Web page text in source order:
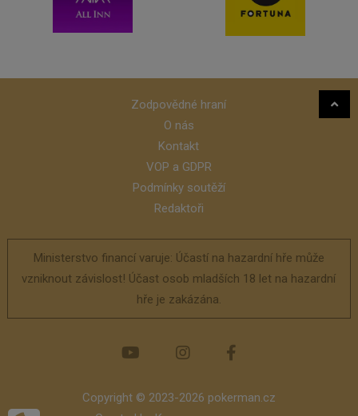
Zodpovědné hraní
O nás
Kontakt
VOP a GDPR
Podmínky soutěží
Redaktoři
Ministerstvo financí varuje: Účastí na hazardní hře může
vzniknout závislost! Účast osob mladších 18 let na hazardní
hře je zakázána.
Copyright © 2023-2026 pokerman.cz